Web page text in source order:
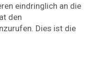
eindringlich an die
den
Dies ist die